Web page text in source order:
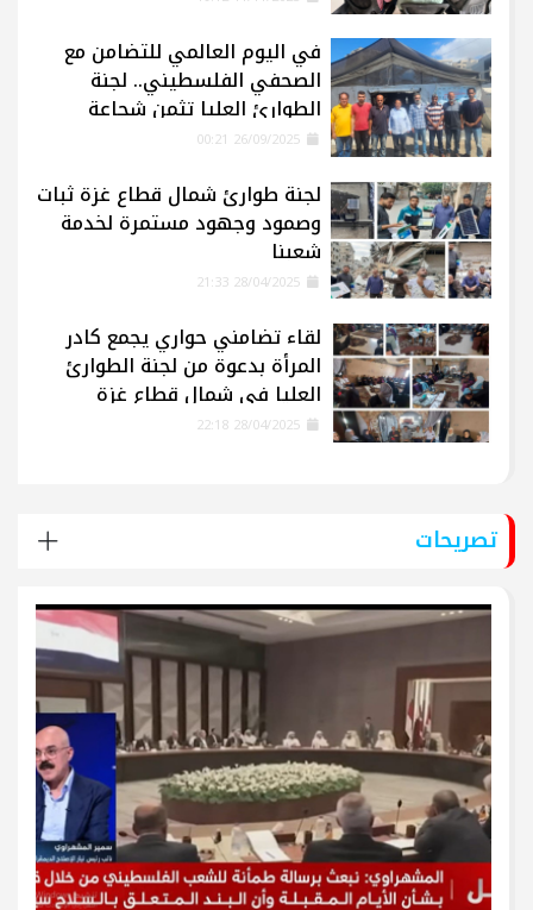
في اليوم العالمي للتضامن مع
الصحفي الفلسطيني.. لجنة
الطوارئ العليا تثمن شجاعة
الإعلاميين في غزة
لجنة طوارئ شمال قطاع غزة ثبات
وصمود وجهود مستمرة لخدمة
شعبنا
لقاء تضامني حواري يجمع كادر
المرأة بدعوة من لجنة الطوارئ
العليا في شمال قطاع غزة
تصريحات